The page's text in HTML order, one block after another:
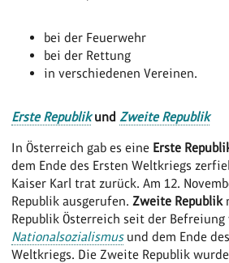
bei der Feuerwehr
bei der Rettung
in verschiedenen Vereinen.
Erste Republikund Zweite Republik
In Österreich gab es eine Erste
dem Ende des Ersten Weltkriegs
Kaiser Karl trat zurück. Am 12.
Republik ausgerufen. Zweite Republik
Republik Österreich seit der Befreiung
Nationalsozialismusund dem Ende
Weltkriegs. Die Zweite Republik